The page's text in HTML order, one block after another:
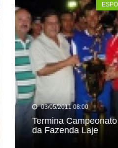
03/05/2011 08:00
Termina Campeonato
da Fazenda Laje